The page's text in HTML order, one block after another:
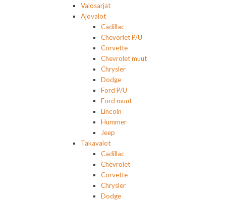
Valosarjat
Ajovalot
Cadillac
Chevorlet P/U
Corvette
Chevrolet muut
Chrysler
Dodge
Ford P/U
Ford muut
Lincoln
Hummer
Jeep
Takavalot
Cadillac
Chevrolet
Corvette
Chrysler
Dodge